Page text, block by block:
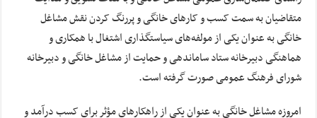
متقاضیان به سمت کسب و کارهای خانگی و پررنگ کردن نقش مشاغل
خانگی به عنوان یکی از مولفه‌های سیاستگذاری اشتغال با همکاری و
هماهنگی دبیرخانه ستاد ساماندهی و حمایت از مشاغل خانگی و دبیرخانه
شورای فرهنگ عمومی صورت گرفته است.
امروزه مشاغل خانگی به عنوان یکی از راهکارهای مؤثر برای کسب درآمد و